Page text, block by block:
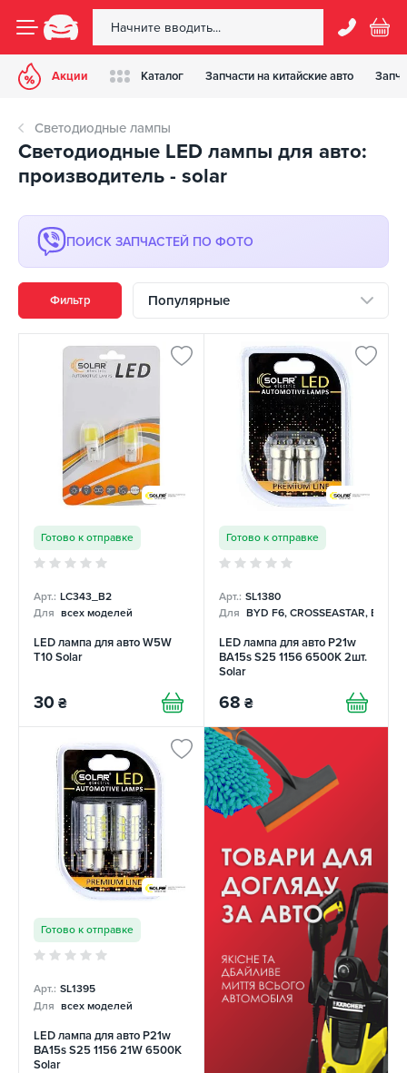
Акции Каталог Запчасти на китайские авто
Светодиодные лампы
Cветодиодные LED лампы для авто:
производитель - solar
ПОИСК ЗАПЧАСТЕЙ ПО ФОТО
Фильтр Популярные
Готово к отправке
Арт.: LC343_B2
Для всех моделей
LED лампа для авто W5W
T10 Solar
30 ₴
Готово к отправке
Арт.: SL1380
Для BYD F6, CROSSEASTAR,
LED лампа для авто P21w
BA15s S25 1156 6500K 2шт.
Solar
68 ₴
Готово к отправке
Арт.: SL1395
Для всех моделей
LED лампа для авто P21w
BA15s S25 1156 21W 6500K
Solar